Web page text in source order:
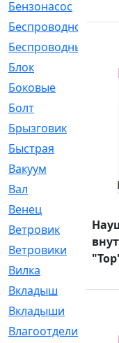
Бензонасос
Беспроводное
Беспроводные
Блок
Боковые
Болт
Брызговик
Быстрая
Вакуум
Вал
Венец
Ветровик
Ветровики
Вилка
Вкладыш
Вкладыши
Влагоотделитель